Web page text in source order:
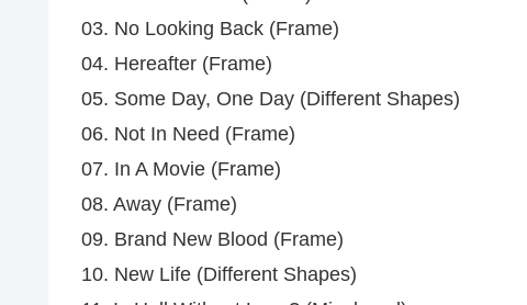
03. No Looking Back (Frame)
04. Hereafter (Frame)
05. Some Day, One Day (Different Shapes)
06. Not In Need (Frame)
07. In A Movie (Frame)
08. Away (Frame)
09. Brand New Blood (Frame)
10. New Life (Different Shapes)